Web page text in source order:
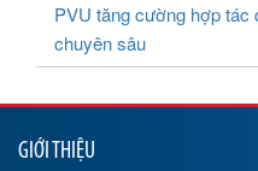
PVU tăng cường hợp tác
chuyên sâu
GIỚI THIỆU